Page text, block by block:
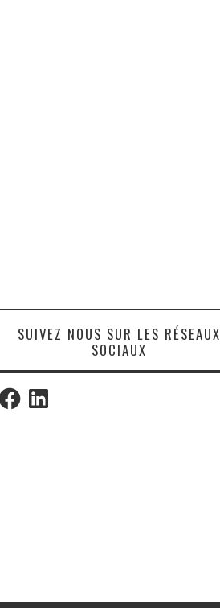
SUIVEZ NOUS SUR LES RÉSEAUX
SOCIAUX
FacebookLinkedIn